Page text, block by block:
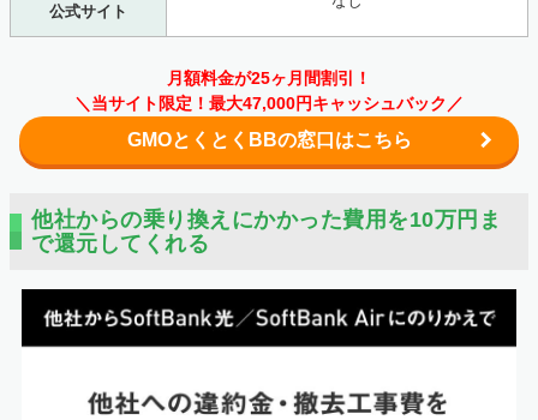
公式サイト
月額料金が25ヶ月間割引！
＼当サイト限定！最大47,000円キャッシュバック／
GMOとくとくBBの窓口はこちら
他社からの乗り換えにかかった費用を10万円ま
で還元してくれる